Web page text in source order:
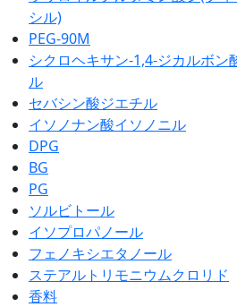
シル)
PEG-90M
シクロヘキサン-1,4-ジカルボン
ル
セバシン酸ジエチル
イソノナン酸イソノニル
DPG
BG
PG
ソルビトール
イソプロパノール
フェノキシエタノール
ステアルトリモニウムクロリド
香料